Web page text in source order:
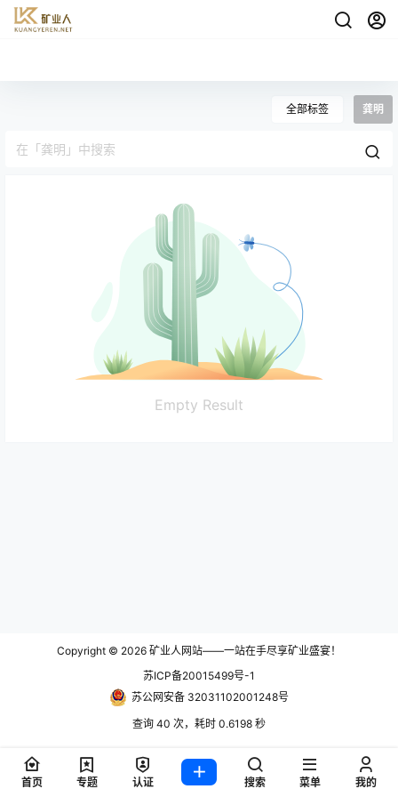
全部标签 龚明
Empty Result
Copyright © 2026 矿业人网站——一站在手尽享矿业盛宴！
苏ICP备20015499号-1
苏公网安备 32031102001248号
查询 40 次，耗时 0.6198 秒
首页 专题 认证 搜索 菜单 我的